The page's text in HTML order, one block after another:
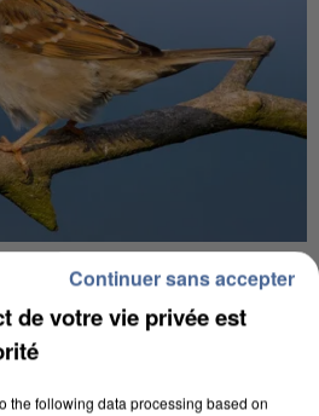
CANICULES, LES REFUGES
SONT...
de votre vie privée est
the following data processing based on
Continuer sans accepter